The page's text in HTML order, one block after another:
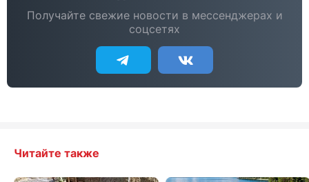
Получайте свежие новости в мессенджерах и
соцсетях
Читайте также